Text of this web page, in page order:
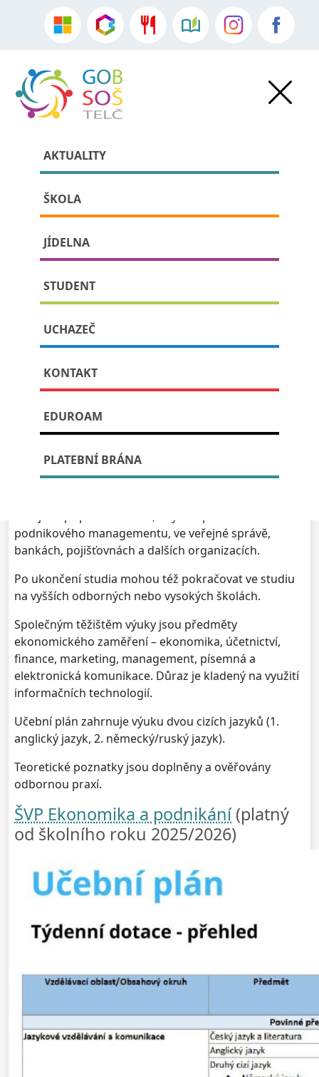
AKTUALITY
ŠKOLA
JÍDELNA
STUDENT
UCHAZEČ
KONTAKT
EDUROAM
PLATEBNÍ BRÁNA
» Ekonomika a podnikání
Ekonomika a podnikání
Publikováno: 9. července, 2023
Pro žáky z devátých tříd, kteří dávají přednost
63-41-M/01 – Ekonomika a podnikání – čtyřletý
studijní obors možností volby profilace na cestovní
podnikového managementu, ve veřejné správě,
bankách, pojišťovnách a dalších organizacích.
Po ukončení studia mohou též pokračovat ve studiu
na vyšších odborných nebo vysokých školách.
Společným těžištěm výuky jsou předměty
ekonomického zaměření – ekonomika, účetnictví,
finance, marketing, management, písemná a
elektronická komunikace. Důraz je kladený na využití
informačních technologií.
Učební plán zahrnuje výuku dvou cizích jazyků (1.
anglický jazyk, 2. německý/ruský jazyk).
Teoretické poznatky jsou doplněny a ověřovány
odbornou praxí.
ŠVP Ekonomika a podnikání(platný
od školního roku 2025/2026)